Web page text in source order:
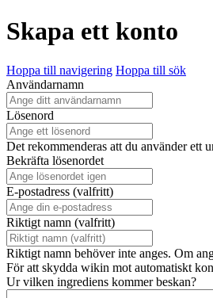
Skapa ett konto
Hoppa till navigering Hoppa till sök
Användarnamn
Lösenord
Det rekommenderas att du använder ett
Bekräfta lösenordet
E-postadress (valfritt)
Riktigt namn (valfritt)
Riktigt namn behöver inte anges. Om
För att skydda wikin mot automatiskt
Ur vilken ingrediens kommer beskan?